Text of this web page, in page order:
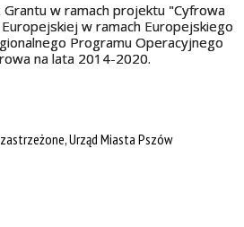
w ramach projektu "Cyfrowa
w ramach Europejskiego
Programu Operacyjnego
na lata 2014-2020.
Urząd Miasta Pszów